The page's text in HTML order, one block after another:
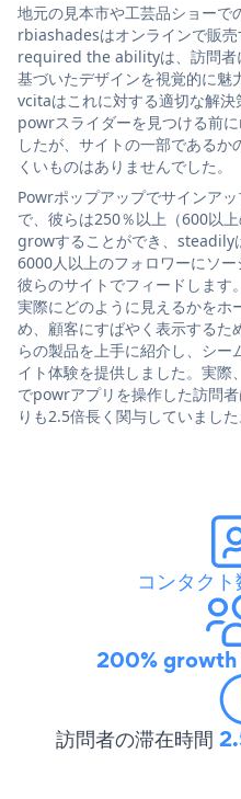
地元の見本市や工芸品ショーで
rbiashadesはオンラインで販売
required the abilityは、訪問者
基づいたデザインを視覚的に魅
vcitaはこれに対する適切な解
powrスライダーを見つける前
したが、サイトの一部である
くいものはありませんでした。
Powrポップアップでサインア
で、彼らは250％以上（600以
growすることができ、steadily
6000人以上のフォロワーにソ
彼らのサイトでフィードしま
実際にどのように見えるかを
め、顧客にすばやく表示するた
らの製品を上手に紹介し、シ
イト体験を提供しました。実
でpowrアプリを操作した訪問
りも2.5倍長く関与していました
コンタク
200% growth
訪問者の滞在時間